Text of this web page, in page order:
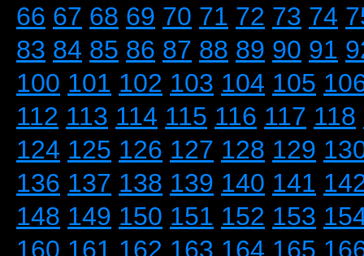
66 67 68 69 70 71 72 73 74
83 84 85 86 87 88 89 90 91
100 101 102 103 104 105
112 113 114 115 116 117 118
124 125 126 127 128 129
136 137 138 139 140 141
148 149 150 151 152 153
160 161 162 163 164 165